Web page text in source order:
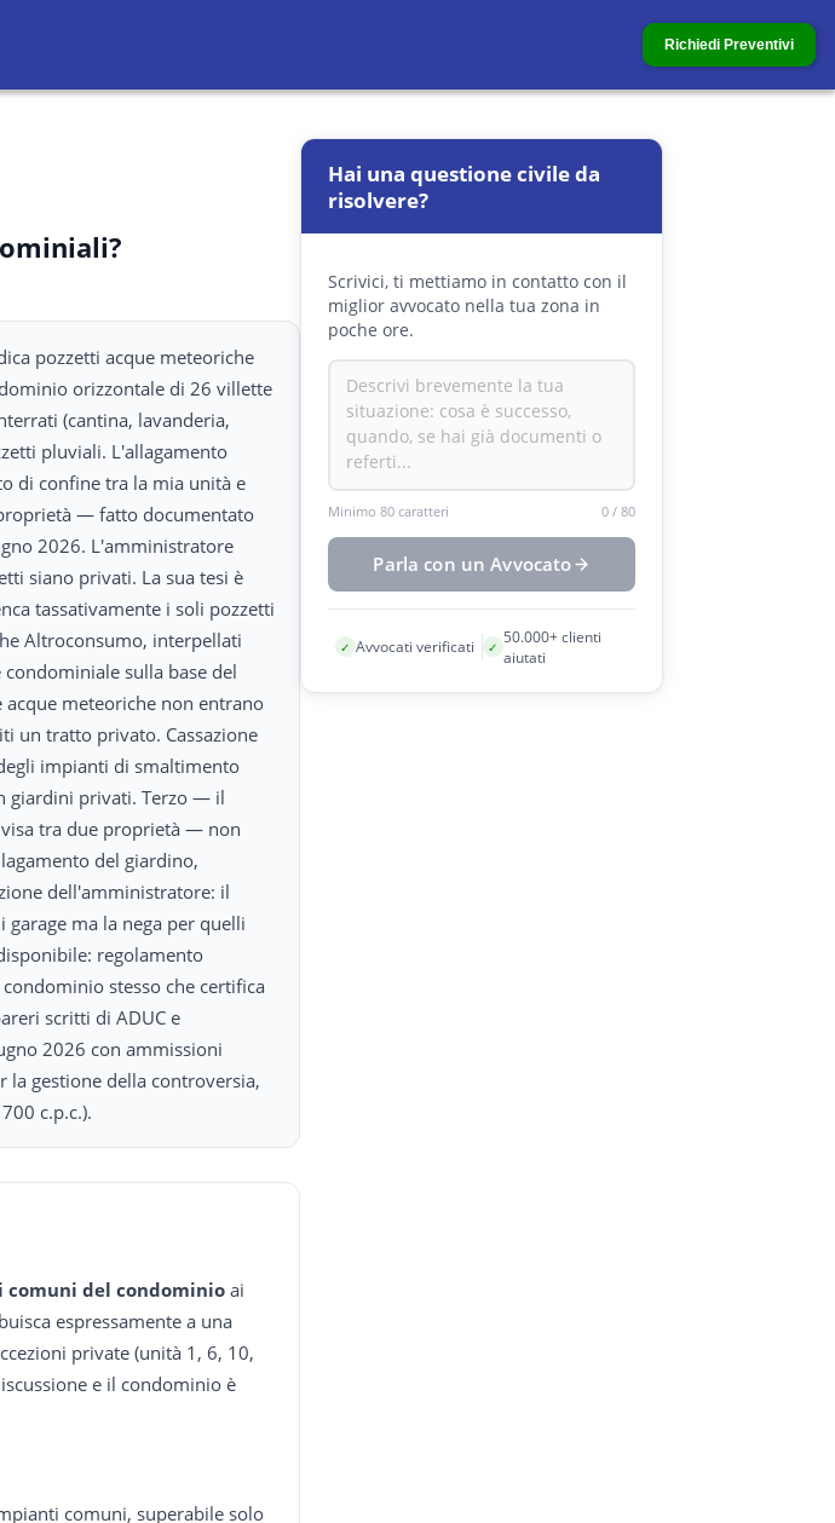
Richiedi Preventivi
pozzetti acque meteoriche
orizzontale di 26 villette
(cantina, lavanderia,
pluviali. L'allagamento
di confine tra la mia unità e
— fatto documentato
2026. L'amministratore
siano privati. La sua tesi è
tassativamente i soli pozzetti
Altroconsumo, interpellati
sulla base del
meteoriche non entrano
un tratto privato. Cassazione
impianti di smaltimento
giardini privati. Terzo — il
tra due proprietà — non
del giardino,
dell'amministratore: il
ma la nega per quelli
regolamento
stesso che certifica
scritti di ADUC e
2026 con ammissioni
la gestione della controversia,
c.p.c.).
comuni del condominio ai
espressamente a una
private (unità 1, 6, 10,
e il condominio è
comuni, superabile solo
Hai una questione civile da
risolvere?
Scrivici, ti mettiamo in contatto con il
miglior avvocato nella tua zona in
poche ore.
Minimo 80 caratteri 0 / 80
Parla con un Avvocato
✓ Avvocati verificati ✓ 50.000+ clienti
aiutati